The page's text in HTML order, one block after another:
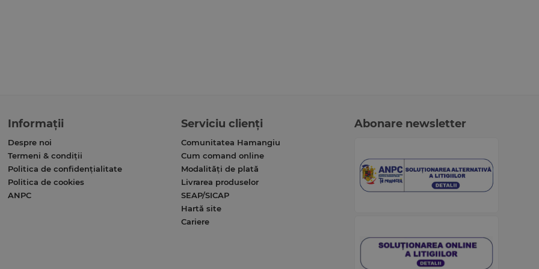
Informații
Despre noi
Termeni & condiții
Politica de confidențialitate
Politica de cookies
ANPC
Serviciu clienți
Comunitatea Hamangiu
Cum comand online
Modalități de plată
Livrarea produselor
SEAP/SICAP
Hartă site
Cariere
Abonare newsletter